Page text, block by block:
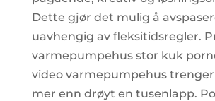
Dette gjør det mulig å
uavhengig av fleksitidsregler.
varmepumpehus stor kuk
video varmepumpehus
mer enn drøyt en tusenlapp.